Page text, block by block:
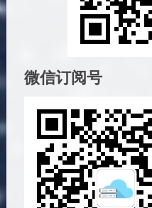
微信订阅号